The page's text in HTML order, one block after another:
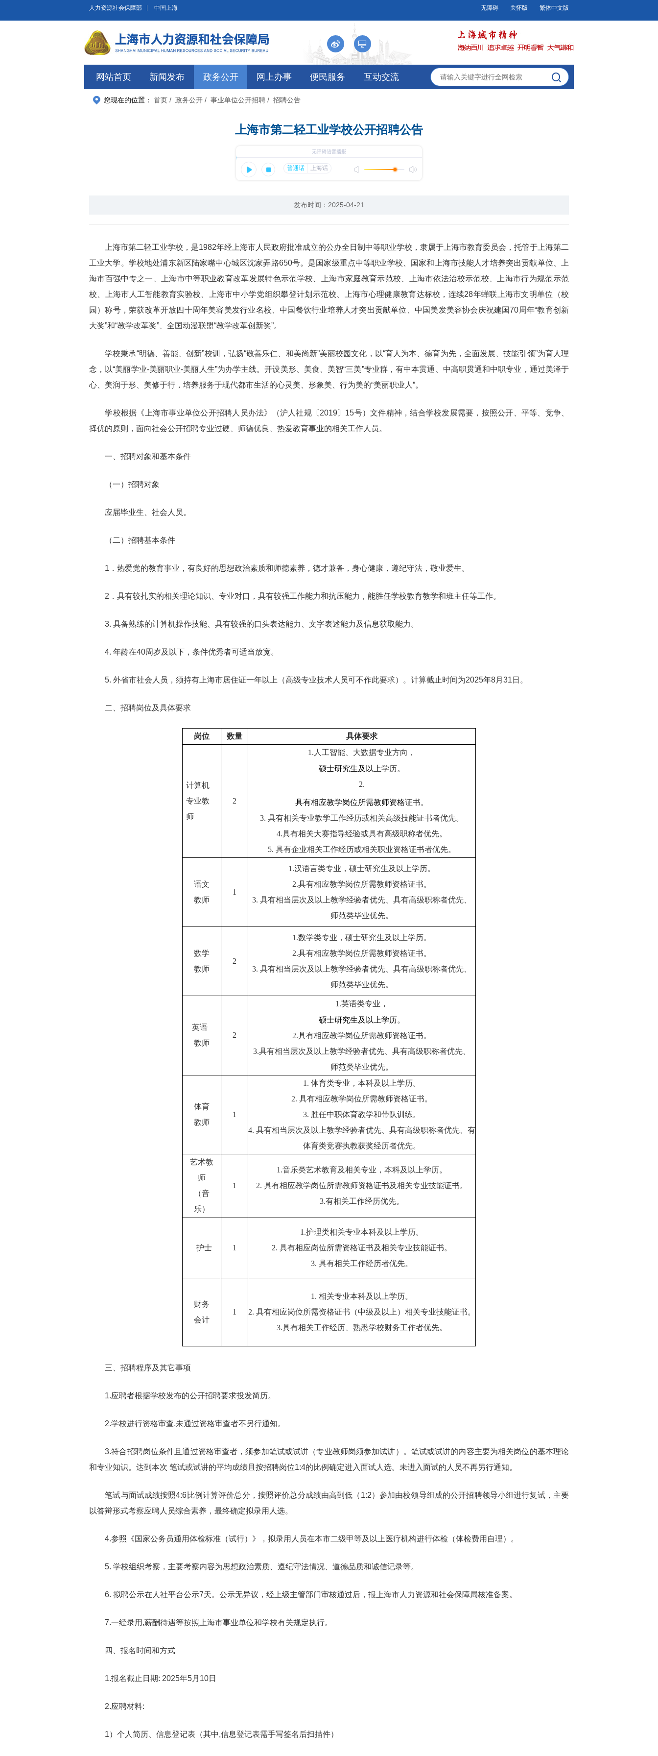
跳转到网站导航区 跳转到主要内容区域
人力资源社会保障部 中国上海 无障碍 关怀版 繁体中文版
网站首页 新闻发布 政务公开 网上办事 便民服务 互动交流
您现在的位置： 首页 / 政务公开 / 事业单位公开招聘 / 招聘公告
上海市第二轻工业学校公开招聘公告
发布时间：2025-04-21
上海市第二轻工业学校，是1982年经上海市人民政府批准成立的公办全日制中等职业学校，隶属于上海市教育委员会，托管于上海第二
工业大学。学校地处浦东新区陆家嘴中心城区沈家弄路650号。是国家级重点中等职业学校、国家和上海市技能人才培养突出贡献单位、上
海市百强中专之一、上海市中等职业教育改革发展特色示范学校、上海市家庭教育示范校、上海市依法治校示范校、上海市行为规范示范
校、上海市人工智能教育实验校、上海市中小学党组织攀登计划示范校、上海市心理健康教育达标校，连续28年蝉联上海市文明单位（校
园）称号，荣获改革开放四十周年美容美发行业名校、中国餐饮行业培养人才突出贡献单位、中国美发美容协会庆祝建国70周年“教育创新
大奖”和“教学改革奖”、全国动漫联盟“教学改革创新奖”。
学校秉承“明德、善能、创新”校训，弘扬“敬善乐仁、和美尚新”美丽校园文化，以“育人为本、德育为先，全面发展、技能引领”为育人理
念，以“美丽学业-美丽职业-美丽人生”为办学主线。开设美形、美食、美智“三美”专业群，有中本贯通、中高职贯通和中职专业，通过美泽于
心、美润于形、美修于行，培养服务于现代都市生活的心灵美、形象美、行为美的“美丽职业人”。
学校根据《上海市事业单位公开招聘人员办法》（沪人社规〔2019〕15号）文件精神，结合学校发展需要，按照公开、平等、竞争、
择优的原则，面向社会公开招聘专业过硬、师德优良、热爱教育事业的相关工作人员。
一、招聘对象和基本条件
（一）招聘对象
应届毕业生、社会人员。
（二）招聘基本条件
1．热爱党的教育事业，有良好的思想政治素质和师德素养，德才兼备，身心健康，遵纪守法，敬业爱生。
2．具有较扎实的相关理论知识、专业对口，具有较强工作能力和抗压能力，能胜任学校教育教学和班主任等工作。
3. 具备熟练的计算机操作技能、具有较强的口头表达能力、文字表述能力及信息获取能力。
4. 年龄在40周岁及以下，条件优秀者可适当放宽。
5. 外省市社会人员，须持有上海市居住证一年以上（高级专业技术人员可不作此要求）。计算截止时间为2025年8月31日。
二、招聘岗位及具体要求
岗位 数量 具体要求
计算机
专业教
师
2
1. 人工智能、大数据专业方向，
硕士研究生及以上学历。
2.
具有相应教学岗位所需教师资格证书。
3. 具有相关专业教学工作经历或相关高级技能证书者优先。
4.具有相关大赛指导经验或具有高级职称者优先。
5. 具有企业相关工作经历或相关职业资格证书者优先。
语文
教师
1
1.汉语言类专业， 硕士研究生及以上学历。
2.具有相应教学岗位所需教师资格证书。
3. 具有相当层次及以上教学经验者优先、具有高级职称者优先、
师范类毕业优先。
数学
教师
2
1.数学类专业， 硕士研究生及以上学历。
2.具有相应教学岗位所需教师资格证书。
3. 具有相当层次及以上教学经验者优先、具有高级职称者优先、
师范类毕业优先。
英语
教师
2
1.英语类专业 ，
硕士研究生及以上学历。
2.具有相应教学岗位所需教师资格证书。
3.具有相当层次及以上教学经验者优先、具有高级职称者优先、
师范类毕业优先。
体育
教师
1
1. 体育类专业，本科及以上学历。
2. 具有相应教学岗位所需教师资格证书。
3. 胜任中职体育教学和带队训练。
4. 具有相当层次及以上教学经验者优先、具有高级职称者优先、有
体育类竞赛执教获奖经历者优先。
艺术教
师
（音
乐）
1
1.音乐类艺术教育及相关专业，本科及以上学历。
2. 具有相应教学岗位所需教师资格证书及相关专业技能证书。
3.有相关工作经历优先。
护士 1
1.护理类相关专业本科及以上学历。
2. 具有相应岗位所需资格证书及相关专业技能证书。
3. 具有相关工作经历者优先。
财务
会计
1
1. 相关专业本科及以上学历。
2. 具有相应岗位所需资格证书（中级及以上）相关专业技能证书。
3.具有相关工作经历、熟悉学校财务工作者优先。
三、招聘程序及其它事项
1.应聘者根据学校发布的公开招聘要求投发简历。
2.学校进行资格审查,未通过资格审查者不另行通知。
3.符合招聘岗位条件且通过资格审查者，须参加笔试或试讲（专业教师岗须参加试讲）。笔试或试讲的内容主要为相关岗位的基本理论
和专业知识。达到本次 笔试或试讲的平均成绩且按招聘岗位1:4的比例确定进入面试人选。未进入面试的人员不再另行通知。
笔试与面试成绩按照4:6比例计算评价总分，按照评价总分成绩由高到低（1:2）参加由校领导组成的公开招聘领导小组进行复试，主要
以答辩形式考察应聘人员综合素养，最终确定拟录用人选。
4.参照《国家公务员通用体检标准（试行）》，拟录用人员在本市二级甲等及以上医疗机构进行体检（体检费用自理）。
5. 学校组织考察，主要考察内容为思想政治素质、遵纪守法情况、道德品质和诚信记录等。
6. 拟聘公示在人社平台公示7天。公示无异议，经上级主管部门审核通过后，报上海市人力资源和社会保障局核准备案。
7.一经录用,薪酬待遇等按照上海市事业单位和学校有关规定执行。
四、报名时间和方式
1.报名截止日期: 2025年5月10日
2.应聘材料:
1）个人简历、信息登记表（其中,信息登记表需手写签名后扫描件）